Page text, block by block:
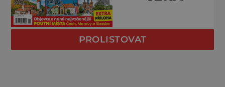
PROLISTOVAT